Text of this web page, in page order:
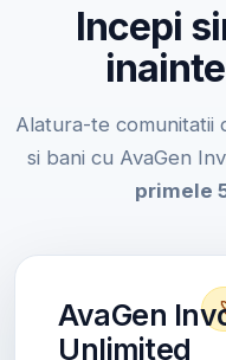
Incepi
Alatura-te comunitatii
si bani cu AvaGen
primele
AvaGen
Unlimited